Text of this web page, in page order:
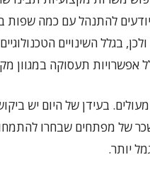
להתנהל עם כמה
בגלל השינויים
אפשרויות תעסוקה במגוון
של מפתחים שבחרו
יותר.